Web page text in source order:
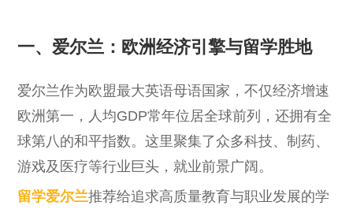
一、爱尔兰：欧洲经济引擎与留学胜地
爱尔兰作为欧盟最大英语母语国家，不仅经济增速
欧洲第一，人均GDP常年位居全球前列，还拥有全
球第八的和平指数。这里聚集了众多科技、制药、
游戏及医疗等行业巨头，就业前景广阔。
留学爱尔兰推荐给追求高质量教育与职业发展的学